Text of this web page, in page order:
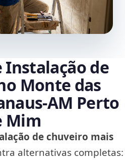
Instalação de
Monte das
Perto
Mim
de chuveiro mais
alternativas completas: